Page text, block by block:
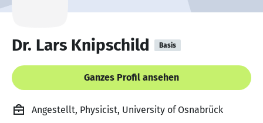
Dr. Lars Knipschild Basis
Ganzes Profil ansehen
Angestellt, Physicist, University of Osnabrück